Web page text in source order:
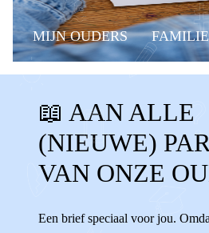
MIJN OUDERS FAMILIE
VRIENDIN
STIEFMOEDER
BONUSMOEDER
BONUSOUDERS VRIEND
STIEFZUS STIEFBROER
📖 AAN ALLE
(NIEUWE)
VAN ONZE
Een brief speciaal voor jou.